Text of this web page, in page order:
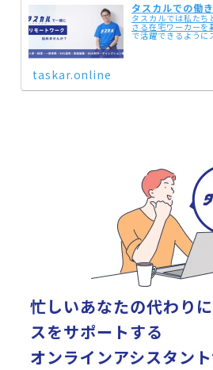
タスカルでの働
タスカルでは私た
さる在宅ワーカー
で活躍できるよう
taskar.online
忙しいあなたの代わりに
スをサポートする
オンラインアシスタン